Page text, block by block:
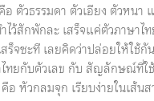
ตัวธรรมดา ตัวเอียง ตัวหนา
ไว้สักพักละ เสร็จแค่ตัวภาษาไ
ร็จซะที เลยคิดว่าปล่อยให้ใช้
ทยกับตัวเลข กับ สัญลักษณ์ที่ใ
หัวกลมจุก เรียบง่ายในเส้นส